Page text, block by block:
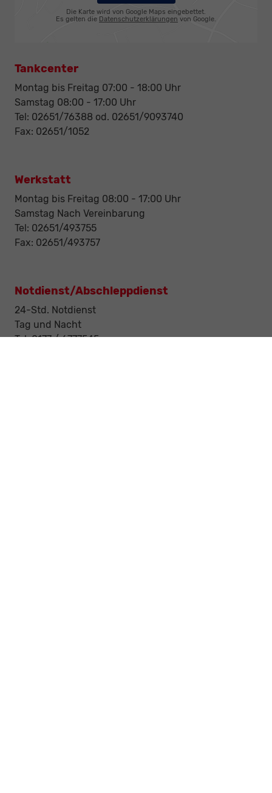
Die Karte wird von Google Maps eingebettet.
Es gelten die Datenschutzerklärungen von Google.
Tankcenter
Montag bis Freitag 07:00 - 18:00 Uhr
Samstag 08:00 - 17:00 Uhr
Tel: 02651/76388 od. 02651/9093740
Fax: 02651/1052
Werkstatt
Montag bis Freitag 08:00 - 17:00 Uhr
Samstag Nach Vereinbarung
Tel: 02651/493755
Fax: 02651/493757
Notdienst/Abschleppdienst
24-Std. Notdienst
Tag und Nacht
Tel: 0177 / 6777545